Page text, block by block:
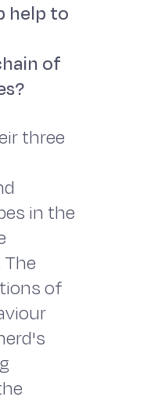
help to
of
three
in the
of